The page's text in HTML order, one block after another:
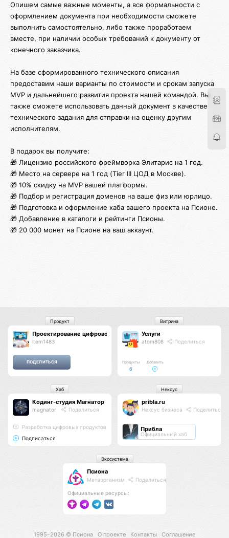
Опишем самые важные моменты, а все формальности с
оформлением документа при необходимости сможете
выполнить самостоятельно, либо также проработаем
вместе, при наличии особых требований к документу от
конечного заказчика.
На базе сформированного технического описания
предоставим наши варианты по стоимости и срокам запуска
MVP и дальнейшего развития проекта нашей командой. Вы
также сможете использовать данный документ в качестве
технического задания для отправки на оценку другим
исполнителям.
В подарок вы получите:
🎁 Лицензию российского фреймворка Элитарис на 1 год.
🎁 Место на сервере на 1 год (Tier III ЦОД в Москве).
🎁 10% скидку на MVP вашей платформы.
🎁 Подбор и регистрация доменов на ваше физ или юрлицо.
🎁 Подготовка и оформление хаба вашего проекта на Псионе.
🎁 Добавление в каталоги и рейтинги Псионы.
🎁 20 000 монет на Псионе на ваш аккаунт.
Проектирование цифрового продукта
item1483
Продукт
Услуги
atom808 Поделиться
Продукты
6
Добавить
Витрина
Кодинг-студия Магнатор
magnator Поделиться
Разработка цифровых продуктов
Подписаться
Хаб
pribla.ru
Нексус бизнеса Поделиться
Прибла
Официальный хаб
Нексус
Псиона
Метаорганизм Поделиться
Официальные ресурсы:
Экосистема
1995–2026 © Псиона О проекте Контакты Соглашение